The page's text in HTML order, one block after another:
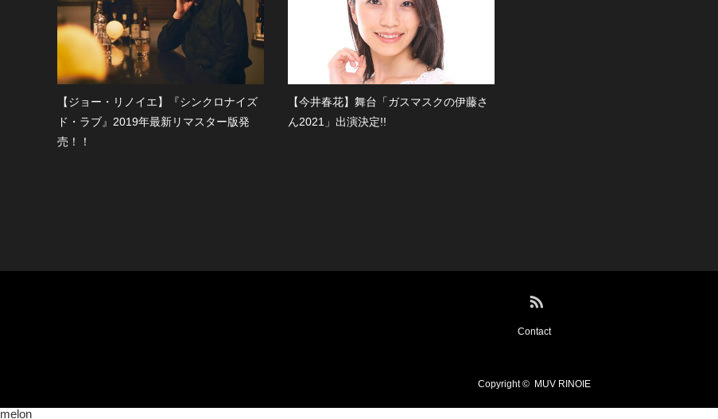
【ジョー・リノイエ】『シンクロナイズ
ド・ラブ』2019年最新リマスター版発
売！！
【今井春花】舞台「ガスマスクの伊藤さ
ん2021」出演決定!!
Contact
Copyright © MUV RINOIE
melon